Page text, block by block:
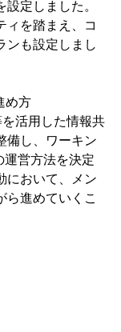
設定しました。
ィを踏まえ、コ
ンも設定しまし
め方
活用した情報共
備し、ワーキン
運営方法を決定
において、メン
ら進めていくこ